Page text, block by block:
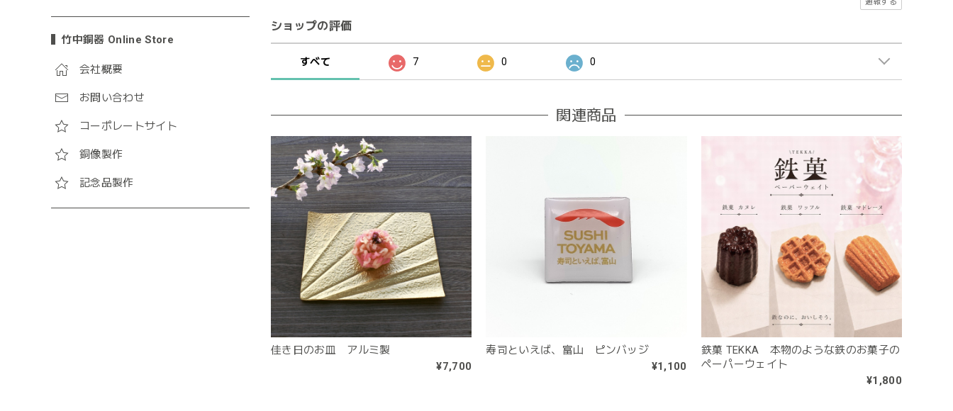
竹中銅器 Online Store
会社概要
お問い合わせ
コーポレートサイト
銅像製作
記念品製作
通報する
ショップの評価
すべて 7 0 0
関連商品
佳き日のお皿 アルミ製
¥7,700
寿司といえば、富山 ピンバッジ
¥1,100
鉄菓 TEKKA 本物のような鉄のお菓子の
ペーパーウェイト
¥1,800